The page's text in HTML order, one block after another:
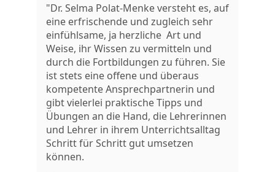
"Dr. Selma Polat-Menke versteht es, auf
eine erfrischende und zugleich sehr
einfühlsame, ja herzliche Art und
Weise, ihr Wissen zu vermitteln und
durch die Fortbildungen zu führen. Sie
ist stets eine offene und überaus
kompetente Ansprechpartnerin und
gibt vielerlei praktische Tipps und
Übungen an die Hand, die Lehrerinnen
und Lehrer in ihrem Unterrichtsalltag
Schritt für Schritt gut umsetzen
können.